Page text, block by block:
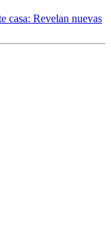
casa: Revelan nuevas